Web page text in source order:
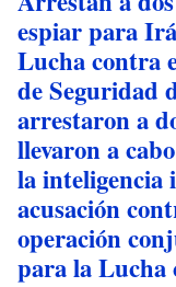
espiar para
Lucha contra
de Seguridad
arrestaron a
llevaron a
la inteligencia
acusación
operación
para la Lucha